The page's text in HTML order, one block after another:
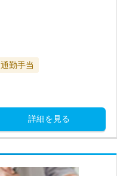
通勤手当
詳細を見る